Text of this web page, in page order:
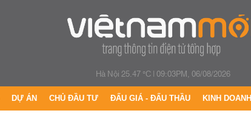
Hà Nội 25.47 °C|09:03PM, 06/08/2026
DỰ ÁN CHỦ ĐẦU TƯ ĐẤU GIÁ - ĐẤU THẦU KINH DOANH